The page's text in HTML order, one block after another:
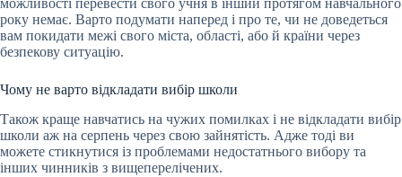
можливості перевести свого учня в інший протягом навчального
року немає. Варто подумати наперед і про те, чи не доведеться
вам покидати межі свого міста, області, або й країни через
безпекову ситуацію.
Чому не варто відкладати вибір школи
Також краще навчатись на чужих помилках і не відкладати вибір
школи аж на серпень через свою зайнятість. Адже тоді ви
можете стикнутися із проблемами недостатнього вибору та
інших чинників з вищеперелічених.